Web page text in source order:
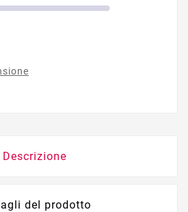
Descrizione
del prodotto